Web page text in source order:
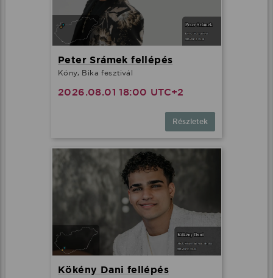
Peter Srámek fellépés
Kóny, Bika fesztivál
2026.08.01 18:00 UTC+2
Részletek
Kökény Dani fellépés